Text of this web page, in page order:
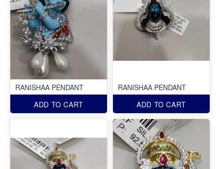
RANISHAA PENDANT
ADD TO CART
RANISHAA PENDANT
ADD TO CART